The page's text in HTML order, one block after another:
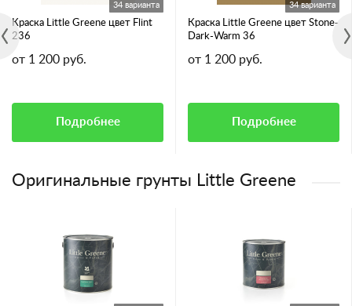
34 варианта
Краска Little Greene цвет Flint
236
от 1 200 руб.
Подробнее
34 варианта
Краска Little Greene цвет Stone-
Dark-Warm 36
от 1 200 руб.
Подробнее
Оригинальные грунты Little Greene